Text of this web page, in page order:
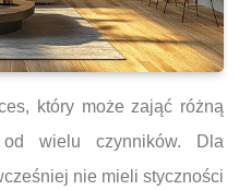
który może zająć różną
wielu czynników. Dla
nie mieli styczności